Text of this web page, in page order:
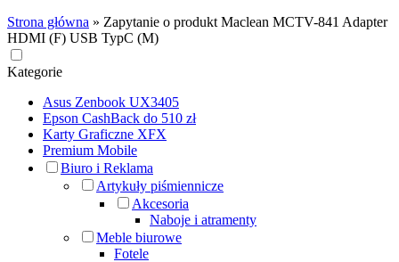
Strona główna » Zapytanie o produkt Maclean MCTV-841 Adapter
HDMI (F) USB TypC (M)
Kategorie
Asus Zenbook UX3405
Epson CashBack do 510 zł
Karty Graficzne XFX
Premium Mobile
Biuro i Reklama
Artykuły piśmiennicze
Akcesoria
Naboje i atramenty
Meble biurowe
Fotele